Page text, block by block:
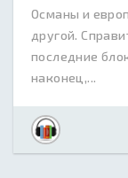
Османы и
другой.
последние
наконец,...